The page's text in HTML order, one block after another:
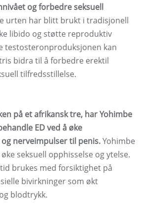
og forbedre seksuell
urten har blitt brukt i tradisjonell
libido og støtte reproduktiv
testosteronproduksjonen kan
bidra til å forbedre erektil
tilfredsstillelse.
på et afrikansk tre, har Yohimbe
ED ved å øke
nerveimpulser til penis.Yohimbe
seksuell opphisselse og ytelse.
brukes med forsiktighet på
bivirkninger som økt
blodtrykk.